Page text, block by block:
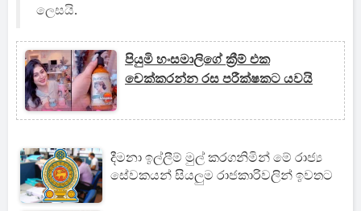
ලෙසයි.
පියුමි හංසමාලිගේ ක්‍රීම් එක
චෙක්කරන්න රස පරීක්ෂකට යවයි
දීමනා ඉල්ලීම් මුල් කරගනිමින් මේ රාජ්‍ය
සේවකයන් සියලුම රාජකාරිවලින් ඉවතට